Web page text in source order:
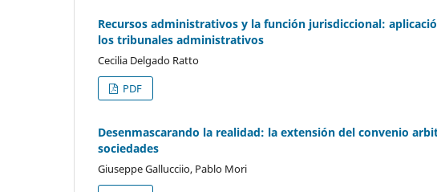
Recursos administrativos y la función jurisdiccional:
los tribunales administrativos
Cecilia Delgado Ratto
PDF
Desenmascarando la realidad: la extensión del convenio
sociedades
Giuseppe Gallucciio, Pablo Mori